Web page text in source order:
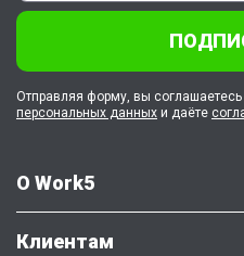
О Work5
Клиентам
Отправляя форму, вы соглашаетесь
персональных данных и даёте